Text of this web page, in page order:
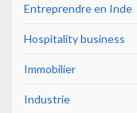
Entreprendre en Inde
Hospitality business
Immobilier
Industrie